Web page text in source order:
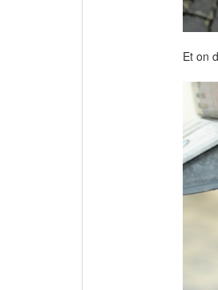
Et on